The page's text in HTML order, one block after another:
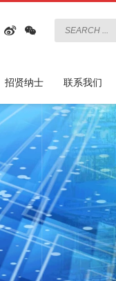
招贤纳士 联系我们